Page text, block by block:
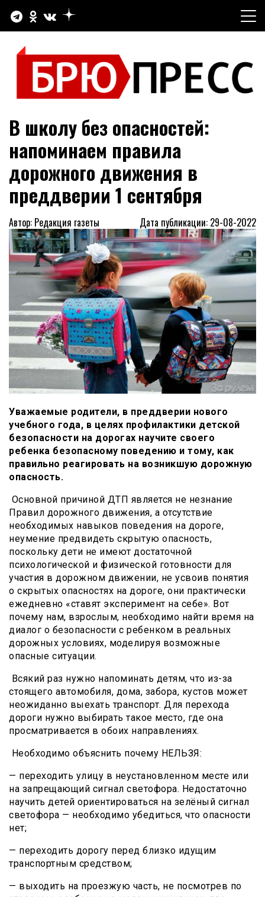
содержимому
БРЮПРЕСС
Официальный сайт газеты "Брюховецкие новости"
В школу без опасностей:
напоминаем правила
дорожного движения в
преддверии 1 сентября
Автор: Редакция газеты Дата публикации: 29-08-2022
Уважаемые родители, в преддверии нового
учебного года, в целях профилактики детской
безопасности на дорогах научите своего
ребенка безопасному поведению и тому, как
правильно реагировать на возникшую дорожную
опасность.
Основной причиной ДТП является не незнание
Правил дорожного движения, а отсутствие
необходимых навыков поведения на дороге,
неумение предвидеть скрытую опасность,
поскольку дети не имеют достаточной
психологической и физической готовности для
участия в дорожном движении, не усвоив понятия
о скрытых опасностях на дороге, они практически
ежедневно «ставят эксперимент на себе». Вот
почему нам, взрослым, необходимо найти время на
диалог о безопасности с ребенком в реальных
дорожных условиях, моделируя возможные
опасные ситуации.
Всякий раз нужно напоминать детям, что из-за
стоящего автомобиля, дома, забора, кустов может
неожиданно выехать транспорт. Для перехода
дороги нужно выбирать такое место, где она
просматривается в обоих направлениях.
Необходимо объяснить почему НЕЛЬЗЯ:
— переходить улицу в неустановленном месте или
на запрещающий сигнал светофора. Недостаточно
научить детей ориентироваться на зелёный сигнал
светофора — необходимо убедиться, что опасности
нет;
— переходить дорогу перед близко идущим
транспортным средством;
— выходить на проезжую часть, не посмотрев по